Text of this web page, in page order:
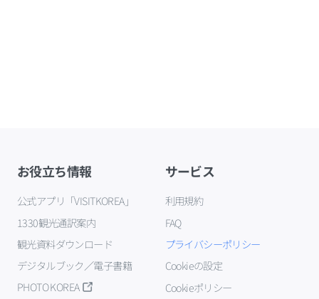
お役立ち情報
公式アプリ「VISITKOREA」
1330観光通訳案内
観光資料ダウンロード
デジタルブック／電子書籍
PHOTO KOREA
サービス
利用規約
FAQ
プライバシーポリシー
Cookieの設定
Cookieポリシー